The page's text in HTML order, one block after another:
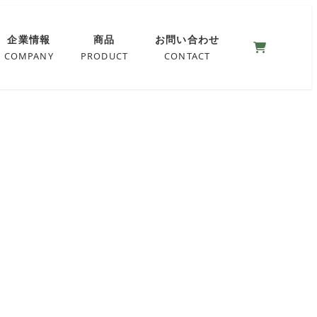
企業情報
COMPANY
商品
PRODUCT
お問い合わせ
CONTACT